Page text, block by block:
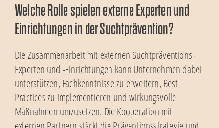
Welche Rolle spielen externe Experten und
Einrichtungen in der Suchtprävention?
Die Zusammenarbeit mit externen Suchtpräventions-
Experten und -Einrichtungen kann Unternehmen dabei
unterstützen, Fachkenntnisse zu erweitern, Best
Practices zu implementieren und wirkungsvolle
Maßnahmen umzusetzen. Die Kooperation mit